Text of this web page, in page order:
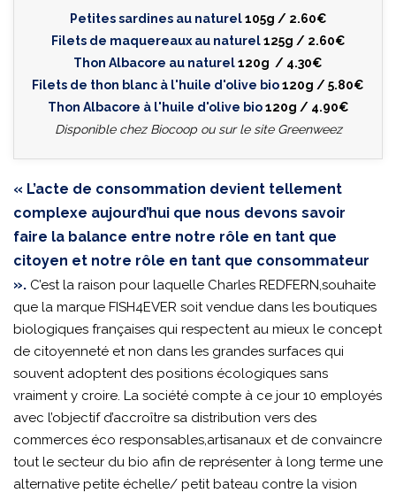
Petites sardines au naturel105g / 2.60€
Filets de maquereaux au naturel125g / 2.60€
Thon Albacore au naturel120g / 4.30€
Filets de thon blanc à l'huile d'olive bio120g / 5.80€
Thon Albacore à l'huile d'olive bio120g / 4.90€
Disponible chez Biocoop ou sur le site Greenweez
« L’acte de consommation devient tellement
complexe aujourd’hui que nous devons savoir
faire la balance entre notre rôle en tant que
citoyen et notre rôle en tant que consommateur
». C’est la raison pour laquelle Charles REDFERN,souhaite
que la marque FISH4EVER soit vendue dans les boutiques
biologiques françaises qui respectent au mieux le concept
de citoyenneté et non dans les grandes surfaces qui
souvent adoptent des positions écologiques sans
vraiment y croire. La société compte à ce jour 10 employés
avec l’objectif d’accroître sa distribution vers des
commerces éco responsables,artisanaux et de convaincre
tout le secteur du bio afin de représenter à long terme une
alternative petite échelle/ petit bateau contre la vision